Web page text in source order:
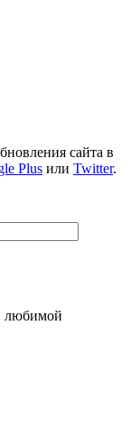
сайта в
Plus или Twitter.
любимой